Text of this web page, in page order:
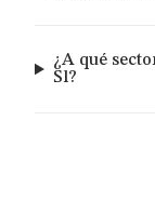
¿A qué
Sl?